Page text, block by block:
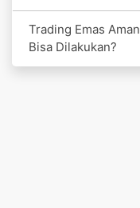
Trading Emas
Bisa Dilakukan?